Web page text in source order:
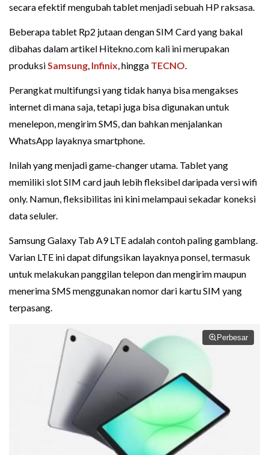
secara efektif mengubah tablet menjadi sebuah HP raksasa.
Beberapa tablet Rp2 jutaan dengan SIM Card yang bakal
dibahas dalam artikel Hitekno.com kali ini merupakan
produksiSamsung, Infinix, hingga TECNO.
Perangkat multifungsi yang tidak hanya bisa mengakses
internet di mana saja, tetapi juga bisa digunakan untuk
menelepon, mengirim SMS, dan bahkan menjalankan
WhatsApp layaknya smartphone.
Inilah yang menjadi game-changer utama. Tablet yang
memiliki slot SIM card jauh lebih fleksibel daripada versi wifi
only. Namun, fleksibilitas ini kini melampaui sekadar koneksi
data seluler.
Samsung Galaxy Tab A9 LTE adalah contoh paling gamblang.
Varian LTE ini dapat difungsikan layaknya ponsel, termasuk
untuk melakukan panggilan telepon dan mengirim maupun
menerima SMS menggunakan nomor dari kartu SIM yang
terpasang.
Perbesar